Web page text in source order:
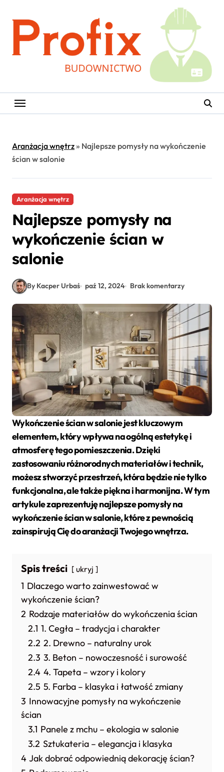
content
Aranżacja wnętrz» Najlepsze pomysły na wykończenie
ścian w salonie
Aranżacja wnętrz
Najlepsze pomysły na
wykończenie ścian w
salonie
By Kacper Urbaś paź 12, 2024 Brak komentarzy
Wykończenie ścian w salonie jest kluczowym
elementem, który wpływa na ogólną estetykę i
atmosferę tego pomieszczenia. Dzięki
zastosowaniu różnorodnych materiałów i technik,
możesz stworzyć przestrzeń, która będzie nie tylko
funkcjonalna, ale także piękna i harmonijna. W tym
artykule zaprezentuję najlepsze pomysły na
wykończenie ścian w salonie, które z pewnością
zainspirują Cię do aranżacji Twojego wnętrza.
Spis treści ukryj
1 Dlaczego warto zainwestować w
wykończenie ścian?
2 Rodzaje materiałów do wykończenia ścian
2.1 1. Cegła – tradycja i charakter
2.2 2. Drewno – naturalny urok
2.3 3. Beton – nowoczesność i surowość
2.4 4. Tapeta – wzory i kolory
2.5 5. Farba – klasyka i łatwość zmiany
3 Innowacyjne pomysły na wykończenie
ścian
3.1 Panele z mchu – ekologia w salonie
3.2 Sztukateria – elegancja i klasyka
4 Jak dobrać odpowiednią dekorację ścian?